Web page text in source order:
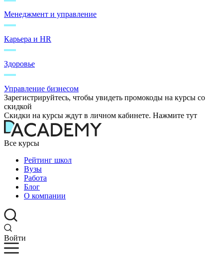
Менеджмент и управление
Карьера и HR
Здоровье
Управление бизнесом
Зарегистрируйтесь, чтобы увидеть промокоды на курсы со
скидкой
Скидки на курсы ждут в личном кабинете. Нажмите тут
Все курсы
Рейтинг школ
Вузы
Работа
Блог
О компании
Войти